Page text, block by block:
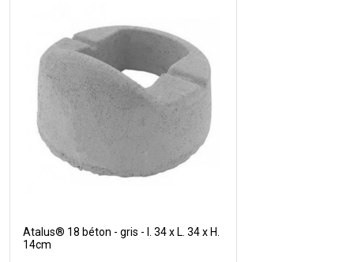
Atalus® 18 béton - gris - l. 34 x L. 34 x H.
14cm